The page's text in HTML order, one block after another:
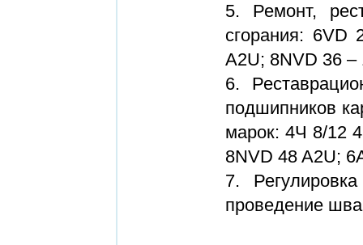
5. Ремонт,
сгорания: 6VD
A2U; 8NVD 36 –
6.
подшипников
марок: 4Ч 8/12
8NVD 48 A2U;
7.
проведение